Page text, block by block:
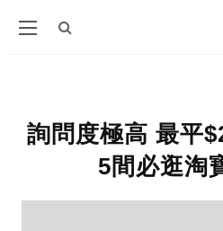
詢問度極高 最平
5間必逛淘